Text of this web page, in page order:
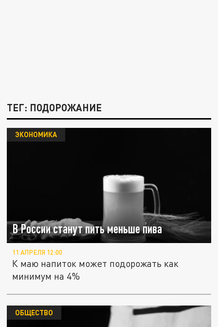
ТЕГ: ПОДОРОЖАНИЕ
В России станут пить меньше пива
ЭКОНОМИКА
11 АПРЕЛЯ 12:00
К маю напиток может подорожать как
минимум на 4%
ОБЩЕСТВО